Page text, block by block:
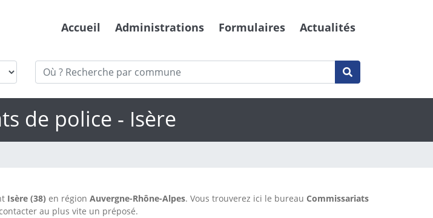
Accueil Administrations Formulaires Actualités
de police - Isère
Isère (38) en région Auvergne-Rhône-Alpes. Vous trouverez ici le bureau Commissariats
au plus vite un préposé.